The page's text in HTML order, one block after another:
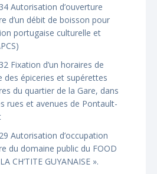
Autorisation d’ouverture
d’un débit de boisson pour
portugaise culturelle et
Fixation d’un horaires de
des épiceries et supérettes
du quartier de la Gare, dans
rues et avenues de Pontault-
Autorisation d’occupation
du domaine public du FOOD
CH’TITE GUYANAISE ».